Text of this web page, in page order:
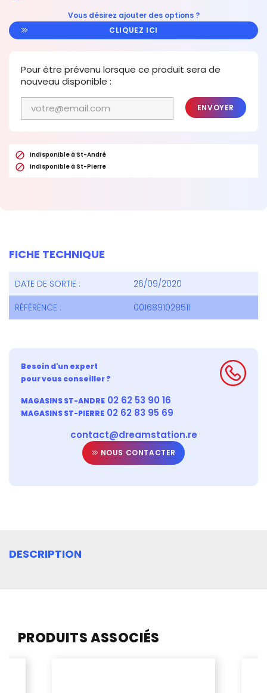
Vous désirez ajouter des options ?
CLIQUEZ ICI
Pour être prévenu lorsque ce produit sera de
nouveau disponible :
ENVOYER
 Indisponible à St-André
 Indisponible à St-Pierre
FICHE TECHNIQUE
DATE DE SORTIE :
26/09/2020
RÉFÉRENCE :
0016891028511
Besoin d'un expert
pour vous conseiller ?
MAGASINS ST-ANDRE 02 62 53 90 16
MAGASINS ST-PIERRE 02 62 83 95 69
contact@dreamstation.re
NOUS CONTACTER
DESCRIPTION
PRODUITS ASSOCIÉS